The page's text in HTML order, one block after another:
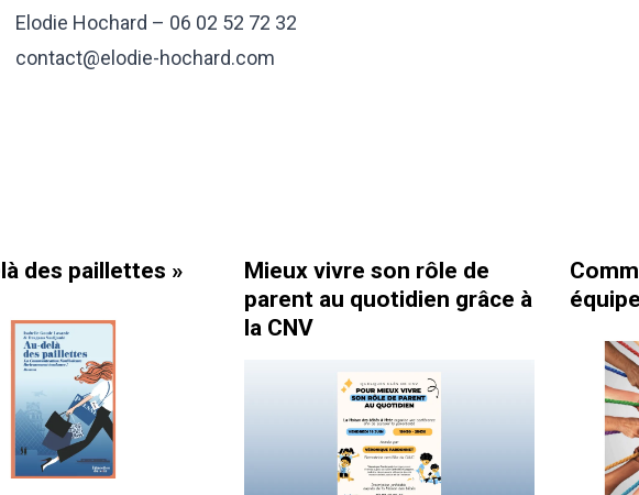
Elodie Hochard – 06 02 52 72 32
contact@elodie-hochard.com
Mieux vivre son rôle de
parent au quotidien grâce à
la CNV
Comment réussir à faire
équipe ?